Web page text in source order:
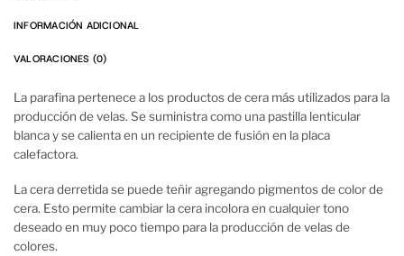
INFORMACIÓN ADICIONAL
VALORACIONES (0)
La parafina pertenece a los productos de cera más utilizados para la
producción de velas. Se suministra como una pastilla lenticular
blanca y se calienta en un recipiente de fusión en la placa
calefactora.
La cera derretida se puede teñir agregando pigmentos de color de
cera. Esto permite cambiar la cera incolora en cualquier tono
deseado en muy poco tiempo para la producción de velas de
colores.